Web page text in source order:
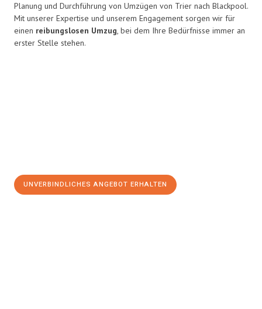
Planung und Durchführung von Umzügen von Trier nach Blackpool.
Mit unserer Expertise und unserem Engagement sorgen wir für
einen reibungslosen Umzug, bei dem Ihre Bedürfnisse immer an
erster Stelle stehen.
UNVERBINDLICHES ANGEBOT ERHALTEN